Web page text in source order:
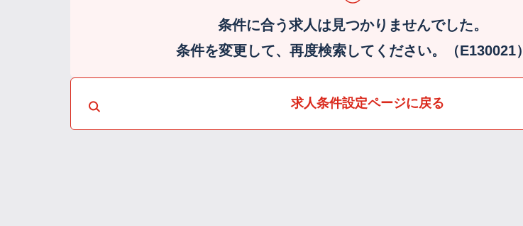
条件に合う求人は見つかりませんでした。
条件を変更して、再度検索してください。（E130021）
求人条件設定ページに戻る